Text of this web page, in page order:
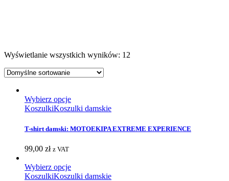
Wyświetlanie wszystkich wyników: 12
Wybierz opcje
KoszulkiKoszulki damskie
T-shirt damski: MOTOEKIPA EXTREME EXPERIENCE
99,00 zł z VAT
Wybierz opcje
KoszulkiKoszulki damskie